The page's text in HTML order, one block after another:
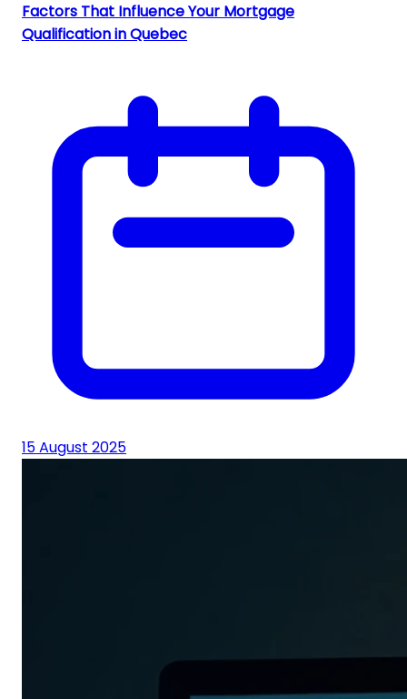
Factors That Influence Your Mortgage
Qualification in Quebec
15 August 2025